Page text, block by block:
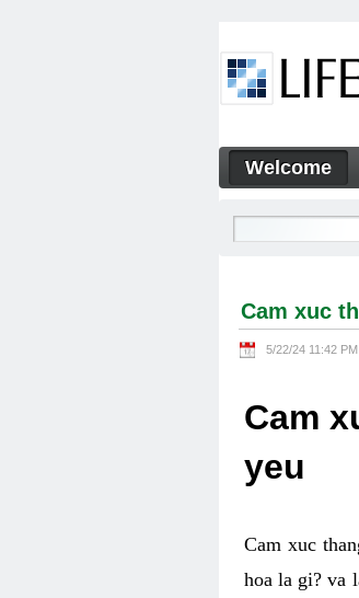
Cam xuc
Navigation
Welcome
Cam xuc
5/22/24 11:42 PM
Cam
yeu
Cam xuc
hoa la gi? va